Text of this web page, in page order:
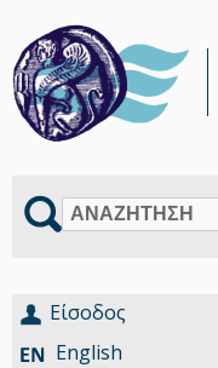
Αναζήτηση
Είσοδος
English